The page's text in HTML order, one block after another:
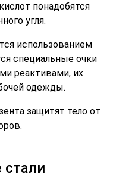
понадобятся
угля.
использованием
специальные очки
реактивами, их
одежды.
защитят тело от